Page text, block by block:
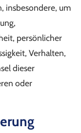
insbesondere, um
persönlicher
Verhalten,
dieser
oder